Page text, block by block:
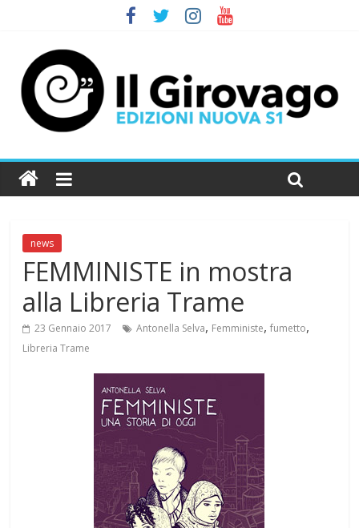
news
FEMMINISTE in mostra
alla Libreria Trame
23 Gennaio 2017 Antonella Selva, Femministe,fumetto,
Libreria Trame